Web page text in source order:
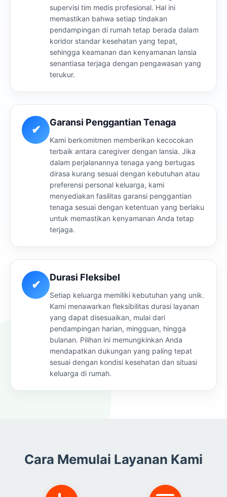
supervisi tim medis profesional. Hal ini
memastikan bahwa setiap tindakan
pendampingan di rumah tetap berada dalam
koridor standar kesehatan yang tepat,
sehingga keamanan dan kenyamanan lansia
senantiasa terjaga dengan pengawasan yang
terukur.
✔
Garansi Penggantian Tenaga
Kami berkomitmen memberikan kecocokan
terbaik antara caregiver dengan lansia. Jika
dalam perjalanannya tenaga yang bertugas
dirasa kurang sesuai dengan kebutuhan atau
preferensi personal keluarga, kami
menyediakan fasilitas garansi penggantian
tenaga sesuai dengan ketentuan yang berlaku
untuk memastikan kenyamanan Anda tetap
terjaga.
✔
Durasi Fleksibel
Setiap keluarga memiliki kebutuhan yang unik.
Kami menawarkan fleksibilitas durasi layanan
yang dapat disesuaikan, mulai dari
pendampingan harian, mingguan, hingga
bulanan. Pilihan ini memungkinkan Anda
mendapatkan dukungan yang paling tepat
sesuai dengan kondisi kesehatan dan situasi
keluarga di rumah.
Cara Memulai Layanan Kami